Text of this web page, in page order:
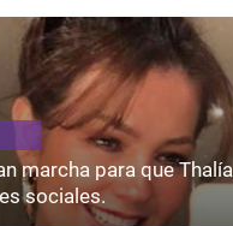
marcha para que Thalía
sociales.